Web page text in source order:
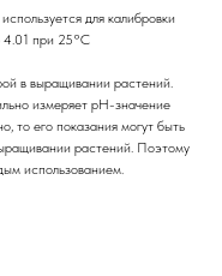
для калибровки
4.01 при 25°C
в выращивании растений.
измеряет pH-значение
то его показания могут быть
растений. Поэтому
использованием.